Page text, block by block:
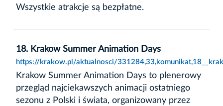
Wszystkie atrakcje są bezpłatne.
18. Krakow Summer Animation Days
https://krakow.pl/aktualnosci/
Krakow Summer Animation Days to plenerowy
przegląd najciekawszych animacji ostatniego
sezonu z Polski i świata, organizowany przez